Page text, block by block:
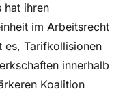
hat ihren
im Arbeitsrecht
es, Tarifkollisionen
innerhalb
Koalition